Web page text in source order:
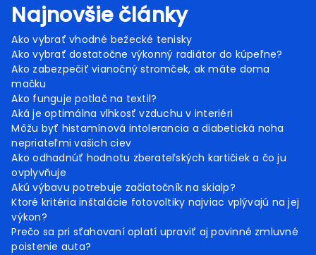
Najnovšie články
Ako vybrať vhodné bežecké tenisky
Ako vybrať dostatočne výkonný radiátor do kúpeľne?
Ako zabezpečiť vianočný stromček, ak máte doma
mačku
Ako funguje potlač na textil?
Aká je optimálna vlhkosť vzduchu v interiéri
Môžu byť histamínová intolerancia a diabetická noha
nepriateľmi vašich ciev
Ako odhadnúť hodnotu zberateľských kartičiek a čo ju
ovplyvňuje
Akú výbavu potrebuje začiatočník na skialp?
Ktoré kritéria inštalácie fotovoltiky najviac vplývajú na jej
výkon?
Prečo sa pri sťahovaní oplatí upraviť aj povinné zmluvné
poistenie auta?